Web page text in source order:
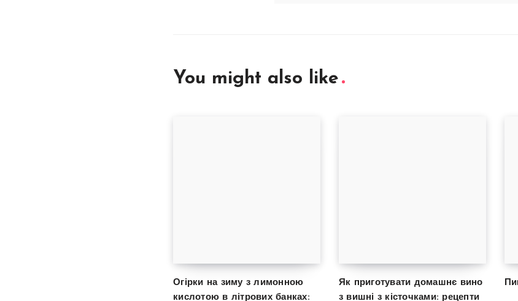
You might also like
Огірки на зиму з лимонною
кислотою в літрових банках:
Як приготувати домашнє вино
з вишні з кісточками: рецепти